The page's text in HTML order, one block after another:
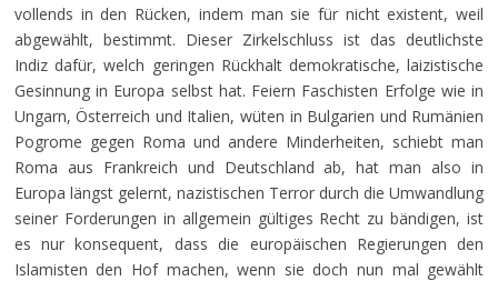
vollends in den Rücken, indem man sie für nicht existent, weil
abgewählt, bestimmt. Dieser Zirkelschluss ist das deutlichste
Indiz dafür, welch geringen Rückhalt demokratische, laizistische
Gesinnung in Europa selbst hat. Feiern Faschisten Erfolge wie in
Ungarn, Österreich und Italien, wüten in Bulgarien und Rumänien
Pogrome gegen Roma und andere Minderheiten, schiebt man
Roma aus Frankreich und Deutschland ab, hat man also in
Europa längst gelernt, nazistischen Terror durch die Umwandlung
seiner Forderungen in allgemein gültiges Recht zu bändigen, ist
es nur konsequent, dass die europäischen Regierungen den
Islamisten den Hof machen, wenn sie doch nun mal gewählt